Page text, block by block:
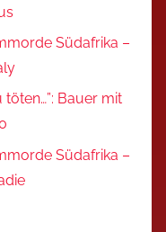
Südafrika –
Bauer mit
Südafrika –